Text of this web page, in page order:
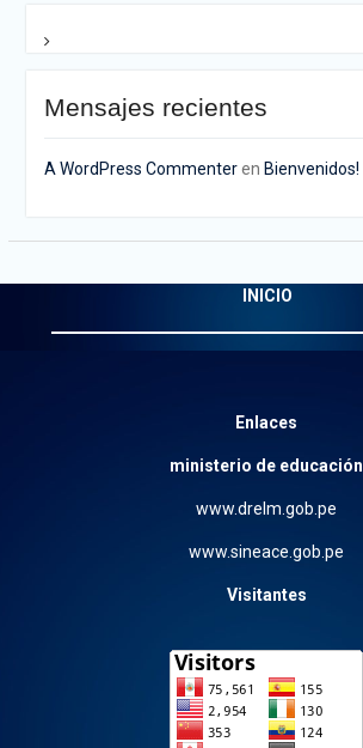
Mensajes recientes
A WordPress Commenteren Bienvenidos!
INICIO
Enlaces
ministerio de educación
www.drelm.gob.pe
www.sineace.gob.pe
Visitantes